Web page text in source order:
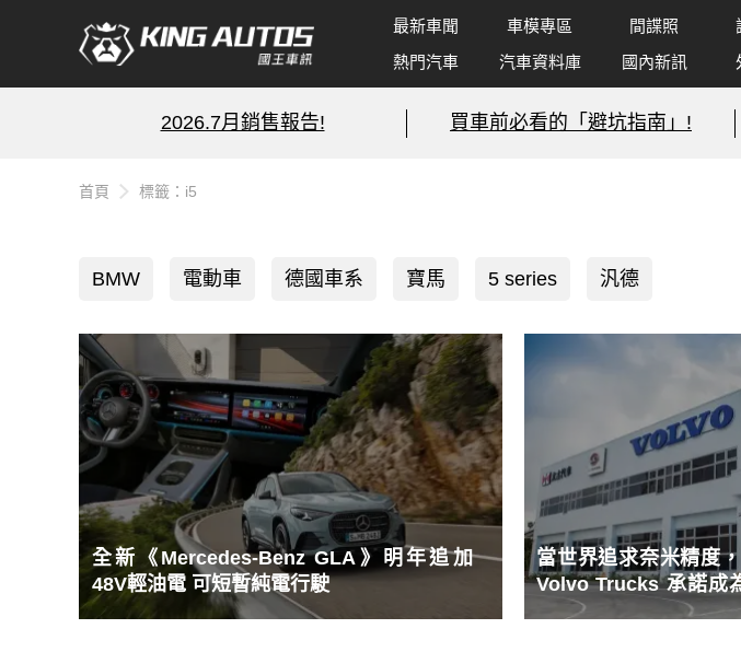
最新車聞 車模專區 間諜照
熱門汽車
汽車資料庫 國內新訊
2026.7月銷售報告! 買車前必看的「避坑指南」!
首頁 標籤：i5
BMW 電動車 德國車系 寶馬 5 series 汎德
全新《Mercedes-Benz GLA》明年追加
48V輕油電 可短暫純電行駛
當世界追求奈米精度
Volvo Trucks 承諾成
靠夥伴